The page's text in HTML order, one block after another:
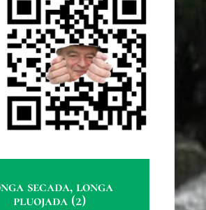
secada, longa
pluojada (2)